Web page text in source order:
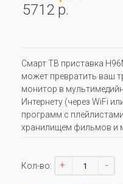
5712 р.
Смарт ТВ приставка
может превратить ваш
монитор в
Интернету (через WiFi
программ с
хранилищем фильмов и
Кол-во: + -